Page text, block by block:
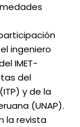
ingeniero
IMET-
del
y de la
(UNAP).
la revista